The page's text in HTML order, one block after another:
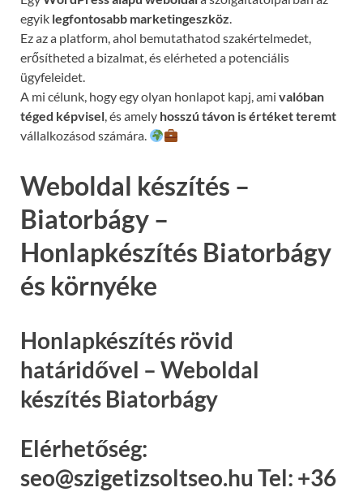
egyik legfontosabb marketingeszköz.
Ez az a platform, ahol bemutathatod szakértelmedet,
erősítheted a bizalmat, és elérheted a potenciális
ügyfeleidet.
A mi célunk, hogy egy olyan honlapot kapj, ami valóban
téged képvisel, és amely hosszú távon is értéket teremt
vállalkozásod számára.
Weboldal készítés –
Biatorbágy –
Honlapkészítés Biatorbágy
és környéke
Honlapkészítés rövid
határidővel – Weboldal
készítés Biatorbágy
Elérhetőség:
seo@szigetizsoltseo.hu Tel: +36